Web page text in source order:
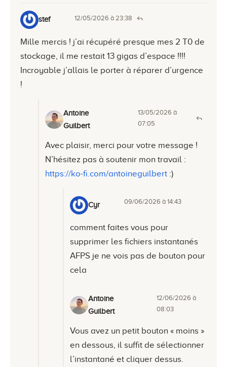
stef 12/05/2026 à 23:38
Mille mercis ! j’ai récupéré presque mes 2 T0 de
stockage, il me restait 13 gigas d’espace !!!!
Incroyable j’allais le porter à réparer d’urgence
!
Antoine
Guilbert
13/05/2026 à
07:05
Avec plaisir, merci pour votre message !
N’hésitez pas à soutenir mon travail :
https://ko-fi.com/antoineguilbert :)
Cyr 09/06/2026 à 14:43
comment faites vous pour
supprimer les fichiers instantanés
AFPS je ne vois pas de bouton pour
cela
Antoine
Guilbert
12/06/2026 à
08:03
Vous avez un petit bouton « moins »
en dessous, il suffit de sélectionner
l’instantané et cliquer dessus.